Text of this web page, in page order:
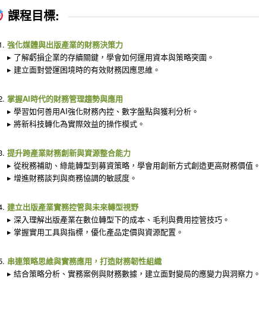
課程目標:
強化媒體與出版產業的財務決策力
▸ 了解虧損企業的存續關鍵，學會如何運用資本與策略突圍。
▸ 建立面對營運困境時的有效財務因應思維。
掌握AI時代的財務管理趨勢與應用
▸ 學習如何善用AI強化財務內控、數字盤點與獲利分析。
▸ 將新科技轉化為實際效益的操作模式。
提升跨產業財務創新與資源整合能力
▸ 從稅務補助、綠能轉型到募資策略，學會用創新方式創造更高財務價值。
▸ 增進財務談判與商務協調的敏感度。
建立出版產業實務控管與未來轉型視野
▸ 深入理解出版產業在數位轉型下的成本、毛利與費用控管技巧。
▸ 掌握實用工具與指標，優化產品定價與資源配置。
串連策略思維與實務應用，打造財務韌性組織
▸ 結合策略分析、實務案例與財務數據，建立面對變局的應變力與洞察力。